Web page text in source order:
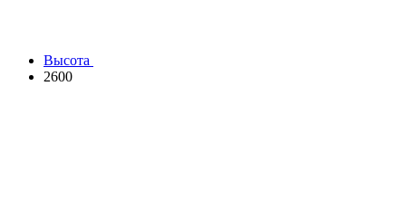
Высота
2600